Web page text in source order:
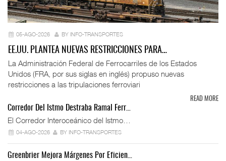
05-AGO-2026 BY INFO-TRANSPORTES
EE.UU. PLANTEA NUEVAS RESTRICCIONES PARA…
La Administración Federal de Ferrocarriles de los Estados
Unidos (FRA, por sus siglas en inglés) propuso nuevas
restricciones a las tripulaciones ferroviari
READ MORE
Corredor Del Istmo Destraba Ramal Ferr…
El Corredor Interoceánico del Istmo…
04-AGO-2026 BY INFO-TRANSPORTES
Greenbrier Mejora Márgenes Por Eficien…